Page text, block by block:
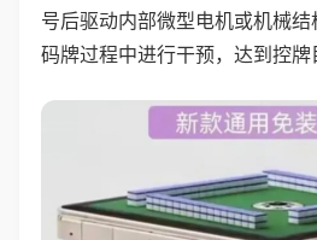
号后驱动内部微型电机或机械结
码牌过程中进行干预，达到控牌